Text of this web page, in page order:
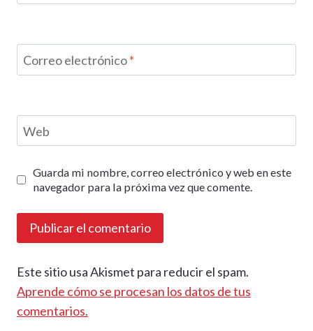
Correo electrónico*
Web
Guarda mi nombre, correo electrónico y web en este
navegador para la próxima vez que comente.
Este sitio usa Akismet para reducir el spam.
Aprende cómo se procesan los datos de tus
comentarios.